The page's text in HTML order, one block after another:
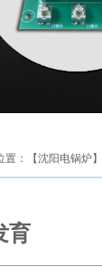
置： 【沈阳电锅炉】
育